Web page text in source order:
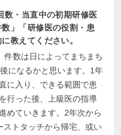
数・当直中の初期研修医
」「研修医の役割・患
教えてください。
件数は日によってまちまち
になるかと思います。1年
に入り、できる範囲で患
行った後、上級医の指導
めていきます。2年次から
ストタッチから帰宅、或い